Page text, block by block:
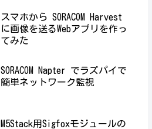
スマホから SORACOM Harvest
に画像を送るWebアプリを作っ
てみた
SORACOM Napter でラズパイで
簡単ネットワーク監視
M5Stack用Sigfoxモジュールの